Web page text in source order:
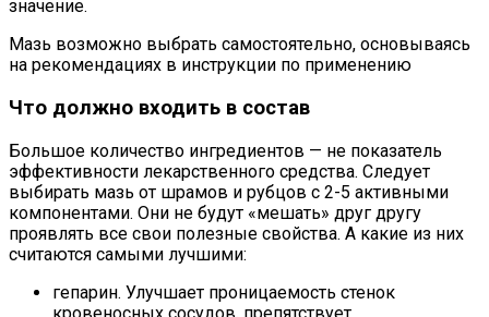
значение.
Мазь возможно выбрать самостоятельно, основываясь
на рекомендациях в инструкции по применению
Что должно входить в состав
Большое количество ингредиентов — не показатель
эффективности лекарственного средства. Следует
выбирать мазь от шрамов и рубцов с 2-5 активными
компонентами. Они не будут «мешать» друг другу
проявлять все свои полезные свойства. А какие из них
считаются самыми лучшими:
гепарин. Улучшает проницаемость стенок
кровеносных сосудов, препятствует